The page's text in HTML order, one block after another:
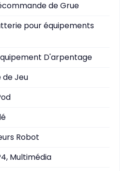
de Grue
pour équipements
D'arpentage
de Jeu
Robot
Multimédia